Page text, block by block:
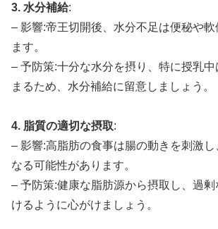
3. 水分補給:
– 影響:帝王切開後、水分不足は便秘や軟
ます。
– 予防策:十分な水分を摂り、特に授乳
まるため、水分補給に留意しましょう。
4. 脂質の適切な摂取:
– 影響:高脂肪の食事は腸の動きを刺激し
なる可能性があります。
– 予防策:健康な脂肪源から摂取し、過
けるように心がけましょう。